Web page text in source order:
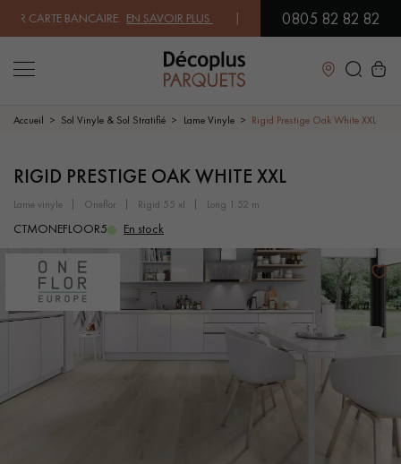
BANCAIRE.EN SAVOIR PLUS| PROFITEZ DE NOS PETITS PRIX
0805 82 82 82
Fermer
LES RECHERCHES LES PLUS COURANTES
SOL PLAQUÉ BOIS VERITABLES PARQUETS À MOTIFS
PARQUET EN BOIS EXOTIQUE PARQUET VERNIS
PARQUET HUILÉ PARQUET EN BOIS BRUT
PARQUET FUMÉ
PARQUET EN CHÊNE
Accueil Sol Vinyle & Sol Stratifié Lame Vinyle Rigid Prestige Oak White XXL
RIGID PRESTIGE OAK WHITE XXL
lame vinyle oneflor rigid 55 xl long 1.52 m
CTMONEFLOOR5 En stock